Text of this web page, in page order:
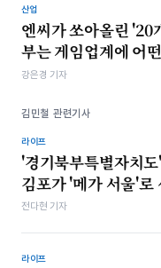
산업
엔씨가 쏘아올린 '20
부는 게임업계에 어
강은경 기자
김민철 관련기사
라이프
'경기북부특별자치
김포가 '메가 서울'로
전다현 기자
라이프